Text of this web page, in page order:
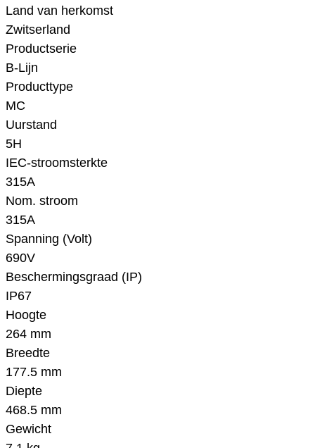
Land van herkomst
Zwitserland
Productserie
B-Lijn
Producttype
MC
Uurstand
5H
IEC-stroomsterkte
315A
Nom. stroom
315A
Spanning (Volt)
690V
Beschermingsgraad (IP)
IP67
Hoogte
264 mm
Breedte
177.5 mm
Diepte
468.5 mm
Gewicht